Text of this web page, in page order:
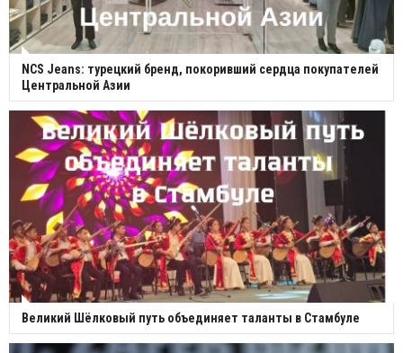
NCS Jeans: турецкий бренд, покоривший сердца покупателей
Центральной Азии
Великий Шёлковый путь объединяет таланты в Стамбуле